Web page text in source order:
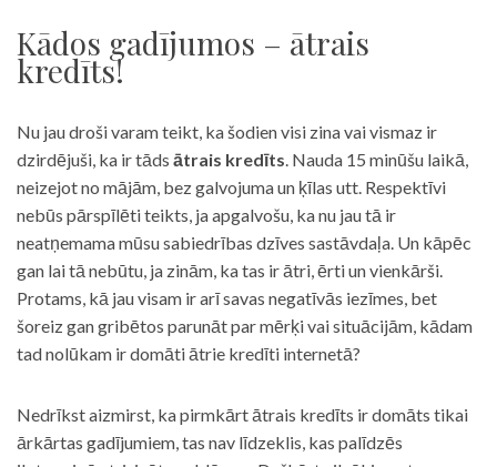
Kādos gadījumos – ātrais
kredīts!
Nu jau droši varam teikt, ka šodien visi zina vai vismaz ir
dzirdējuši, ka ir tāds ātrais kredīts. Nauda 15 minūšu laikā,
neizejot no mājām, bez galvojuma un ķīlas utt. Respektīvi
nebūs pārspīlēti teikts, ja apgalvošu, ka nu jau tā ir
neatņemama mūsu sabiedrības dzīves sastāvdaļa. Un kāpēc
gan lai tā nebūtu, ja zinām, ka tas ir ātri, ērti un vienkārši.
Protams, kā jau visam ir arī savas negatīvās iezīmes, bet
šoreiz gan gribētos parunāt par mērķi vai situācijām, kādam
tad nolūkam ir domāti ātrie kredīti internetā?
Nedrīkst aizmirst, ka pirmkārt ātrais kredīts ir domāts tikai
ārkārtas gadījumiem, tas nav līdzeklis, kas palīdzēs